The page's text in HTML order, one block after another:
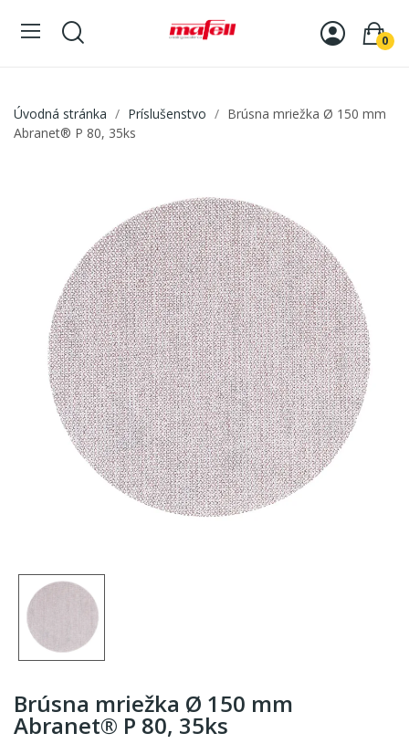
0
Úvodná stránka Príslušenstvo
Brúsna mriežka Ø 150 mm
Abranet® P 80, 35ks
Brúsna mriežka Ø 150 mm
Abranet® P 80, 35ks